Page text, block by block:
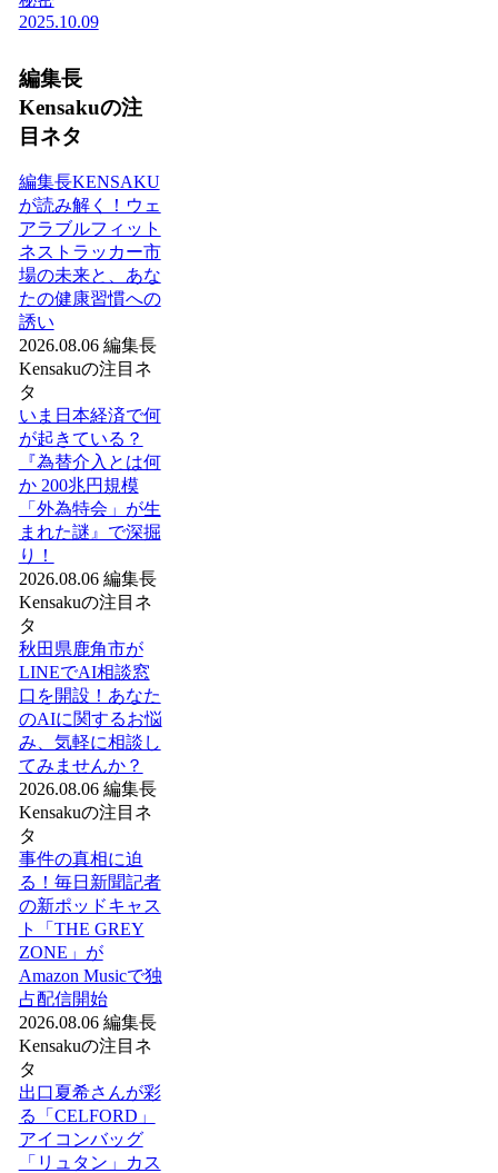
2025.10.09
編集長
Kensakuの注
目ネタ
編集長KENSAKU
が読み解く！ウェ
アラブルフィット
ネストラッカー市
場の未来と、あな
たの健康習慣への
誘い
2026.08.06 編集長
Kensakuの注目ネ
タ
いま日本経済で何
が起きている？
『為替介入とは何
か 200兆円規模
「外為特会」が生
まれた謎』で深掘
り！
2026.08.06 編集長
Kensakuの注目ネ
タ
秋田県鹿角市が
LINEでAI相談窓
口を開設！あなた
のAIに関するお悩
み、気軽に相談し
てみませんか？
2026.08.06 編集長
Kensakuの注目ネ
タ
事件の真相に迫
る！毎日新聞記者
の新ポッドキャス
ト「THE GREY
ZONE」が
Amazon Musicで独
占配信開始
2026.08.06 編集長
Kensakuの注目ネ
タ
出口夏希さんが彩
る「CELFORD」
アイコンバッグ
「リュタン」カス